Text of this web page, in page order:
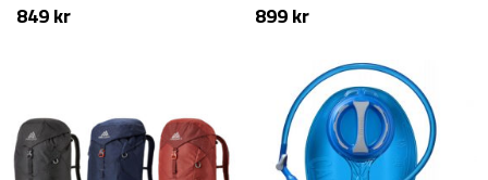
849kr 899kr